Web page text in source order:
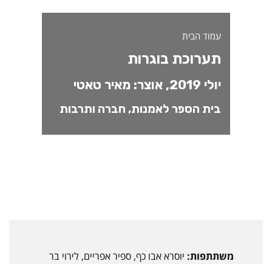
עמוד הבית
תערוכת בוגרות
יולי 2019, אוצר: מאיר טאטי
בית הספר לאמנות, חברה ותרבות
משתתפות: יוסרא אבו כף, ספיר אפריים, לירוי בר